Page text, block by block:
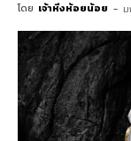
โดย เจ้าหิ่งห้อยน้อย - ม